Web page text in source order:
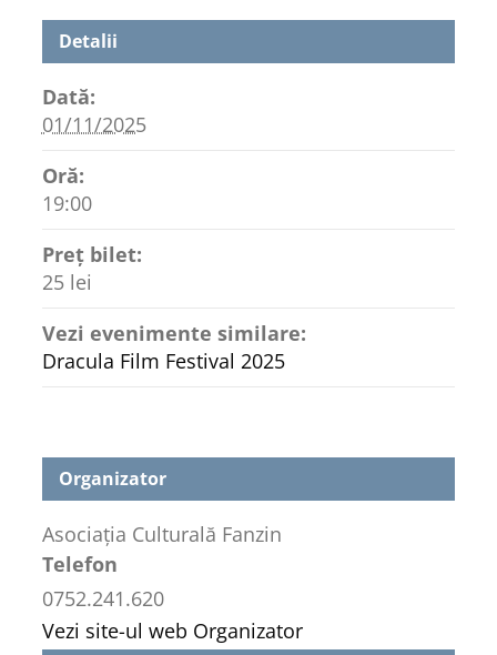
Detalii
Dată:
01/11/2025
Oră:
19:00
Preț bilet:
25 lei
Vezi evenimente similare:
Dracula Film Festival 2025
Organizator
Asociația Culturală Fanzin
Telefon
0752.241.620
Vezi site-ul web Organizator